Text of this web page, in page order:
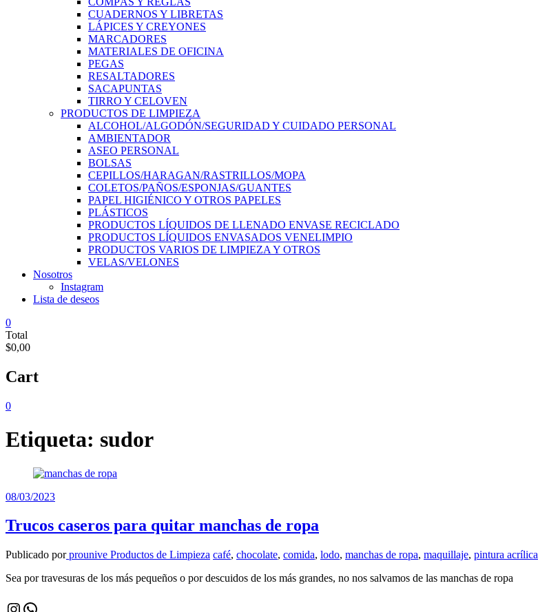
CUADERNOS Y LIBRETAS
LÁPICES Y CREYONES
MARCADORES
MATERIALES DE OFICINA
PEGAS
RESALTADORES
SACAPUNTAS
TIRRO Y CELOVEN
PRODUCTOS DE LIMPIEZA
ALCOHOL/ALGODÓN/SEGURIDAD Y CUIDADO PERSONAL
AMBIENTADOR
ASEO PERSONAL
BOLSAS
CEPILLOS/HARAGAN/RASTRILLOS/MOPA
COLETOS/PAÑOS/ESPONJAS/GUANTES
PAPEL HIGIÉNICO Y OTROS PAPELES
PLÁSTICOS
PRODUCTOS LÍQUIDOS DE LLENADO ENVASE RECICLADO
PRODUCTOS LÍQUIDOS ENVASADOS VENELIMPIO
PRODUCTOS VARIOS DE LIMPIEZA Y OTROS
VELAS/VELONES
Nosotros
Instagram
Lista de deseos
0
Total
$0,00
Cart
0
Etiqueta: sudor
08/03/2023
Trucos caseros para quitar manchas de ropa
Publicado porprounive Productos de Limpieza café, chocolate, comida, lodo, manchas de ropa, maquillaje, pintura acrílica
Sea por travesuras de los más pequeños o por descuidos de los más grandes, no nos salvamos de las manchas de ropa